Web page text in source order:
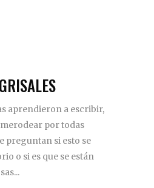
aprendieron a escribir,
por todas
preguntan si esto se
o si es que se están